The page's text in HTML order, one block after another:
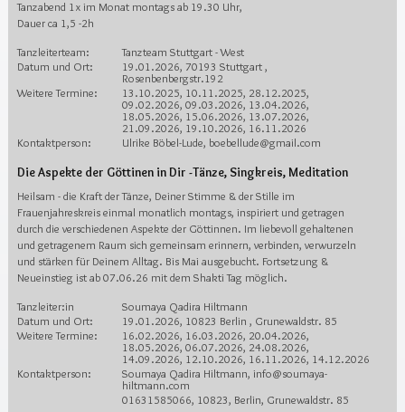
Tanzabend 1x im Monat montags ab 19.30 Uhr,
Dauer ca 1,5 -2h
Tanzleiterteam:
Tanzteam Stuttgart - West
Datum und Ort:
19.01.2026, 70193 Stuttgart ,
Rosenbenbergstr.192
Weitere Termine:
13.10.2025, 10.11.2025, 28.12.2025,
09.02.2026, 09.03.2026, 13.04.2026,
18.05.2026, 15.06.2026, 13.07.2026,
21.09.2026, 19.10.2026, 16.11.2026
Kontaktperson:
Ulrike Böbel-Lude, boebellude@gmail.com
Die Aspekte der Göttinen in Dir -Tänze, Singkreis, Meditation
Heilsam - die Kraft der Tänze, Deiner Stimme & der Stille im
Frauenjahreskreis einmal monatlich montags, inspiriert und getragen
durch die verschiedenen Aspekte der Göttinnen. Im liebevoll gehaltenen
und getragenem Raum sich gemeinsam erinnern, verbinden, verwurzeln
und stärken für Deinem Alltag. Bis Mai ausgebucht. Fortsetzung &
Neueinstieg ist ab 07.06.26 mit dem Shakti Tag möglich.
Tanzleiter:in
Soumaya Qadira Hiltmann
Datum und Ort:
19.01.2026, 10823 Berlin , Grunewaldstr. 85
Weitere Termine:
16.02.2026, 16.03.2026, 20.04.2026,
18.05.2026, 06.07.2026, 24.08.2026,
14.09.2026, 12.10.2026, 16.11.2026, 14.12.2026
Kontaktperson:
Soumaya Qadira Hiltmann, info@soumaya-
hiltmann.com
01631585066, 10823, Berlin, Grunewaldstr. 85